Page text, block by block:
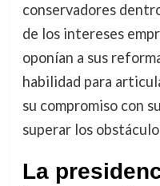
conservadores
de los intereses
oponían a sus
habilidad para
su compromiso con
superar los
La